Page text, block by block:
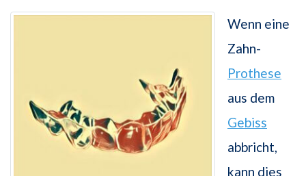
Wenn eine
Zahn-
Prothese
aus dem
Gebiss
abbricht,
kann dies